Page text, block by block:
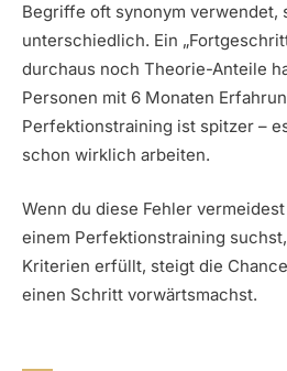
Begriffe oft synonym verwendet,
unterschiedlich. Ein
durchaus noch Theorie-Anteile
Personen mit 6 Monaten
Perfektionstraining ist spitzer –
schon wirklich arbeiten.
Wenn du diese Fehler
einem Perfektionstraining
Kriterien erfüllt, steigt die
einen Schritt vorwärtsmachst.